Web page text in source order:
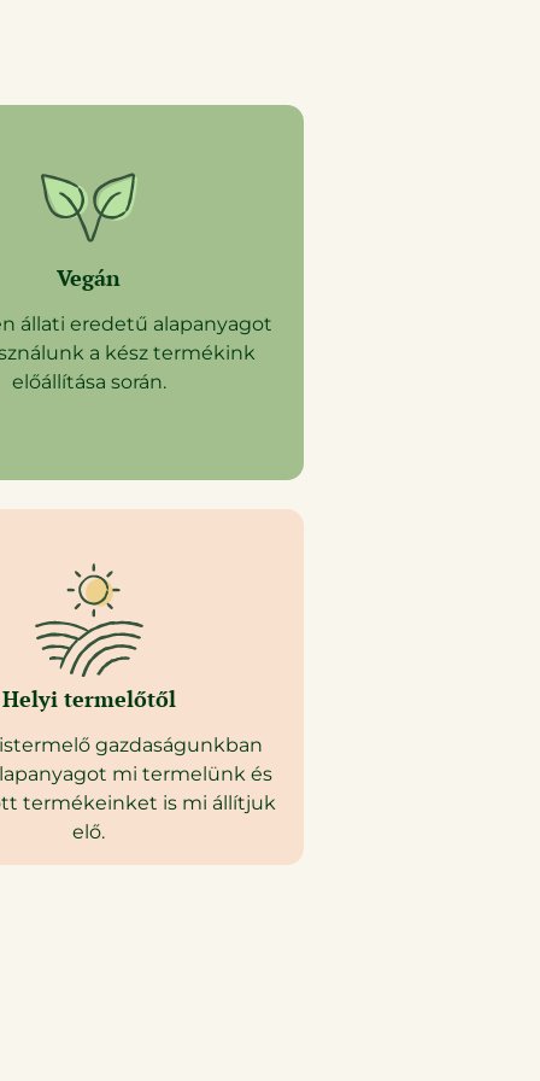
Vegán
állati eredetű alapanyagot
a kész termékink
előállítása során.
Helyi termelőtől​
gazdaságunkban
mi termelünk és
termékeinket is mi állítjuk
elő.